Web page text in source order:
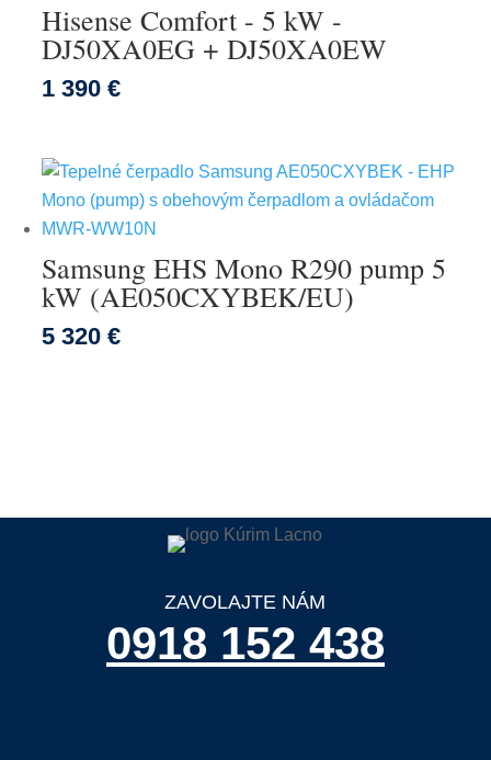
Hisense Comfort - 5 kW -
DJ50XA0EG + DJ50XA0EW
1 390 €
Samsung EHS Mono R290 pump 5
kW (AE050CXYBEK/EU)
5 320 €
ZAVOLAJTE NÁM
0918 152 438